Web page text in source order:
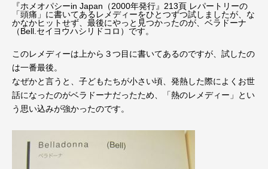
『ホメオパシーin Japan（2000年発行』213頁 レパートリーの
「頭痛」に書いてあるレメディーをひとつずつ試しましたが、な
かなかヒットせず、最後にやっと見つかったのが、ベラドーナ
（Bell.セイヨウハシリドコロ）です。
このレメディーは上から３つ目に書いてあるのですが、試したの
は一番最後。
なぜかと言うと、子どもたちが小さい頃、発熱した際によくお世
話になったのがベラドーナだったため、「熱のレメディー」とい
う思い込みが強かったのです。